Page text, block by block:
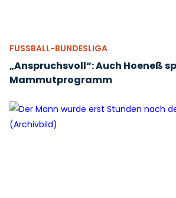
FUSSBALL-BUNDESLIGA
„Anspruchsvoll“: Auch Hoeneß
Mammutprogramm